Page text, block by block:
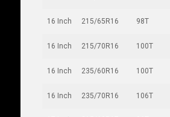
16 Inch 215/65R16 98T
16 Inch 215/70R16 100T
16 Inch 235/60R16 100T
16 Inch 235/70R16 106T